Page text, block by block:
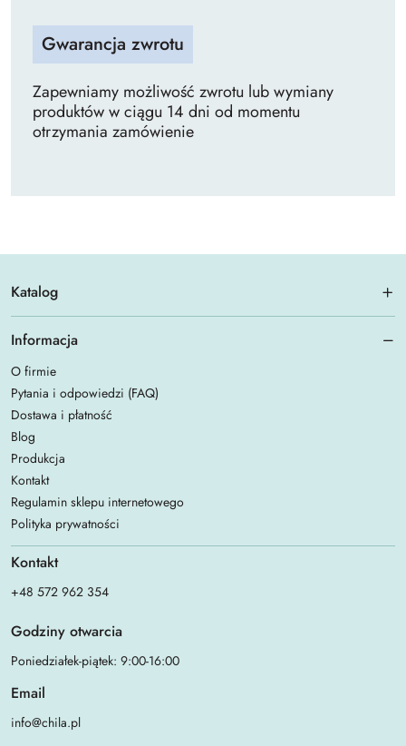
Gwarancja zwrotu
Zapewniamy możliwość zwrotu lub wymiany
produktów w ciągu 14 dni od momentu
otrzymania zamówienie
Katalog
Informacja
O firmie
Pytania i odpowiedzi (FAQ)
Dostawa i płatność
Blog
Produkcja
Kontakt
Regulamin sklepu internetowego
Polityka prywatności
Kontakt
+48 572 962 354
Godziny otwarcia
Poniedziałek-piątek: 9:00-16:00
Email
info@chila.pl